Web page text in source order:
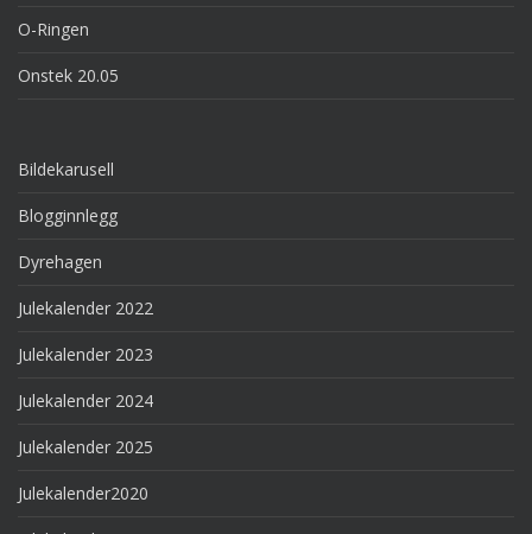
O-Ringen
Onstek 20.05
Bildekarusell
Blogginnlegg
Dyrehagen
Julekalender 2022
Julekalender 2023
Julekalender 2024
Julekalender 2025
Julekalender2020